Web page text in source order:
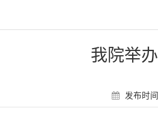
我院举
发布时